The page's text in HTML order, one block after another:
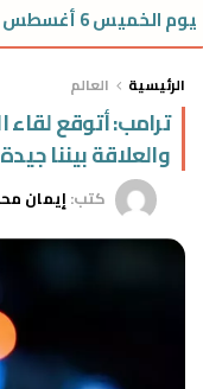
يسجل 5930 جنيهًا
الرئيسية العالم
ترامب: أتوقع لقاء
والعلاقة بيننا جيدة
كتب: إيمان